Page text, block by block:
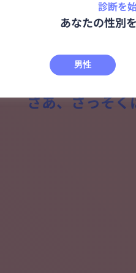
前半10問
傾向をみ
さあ、さっそく
診断を
あなたの性別
男性